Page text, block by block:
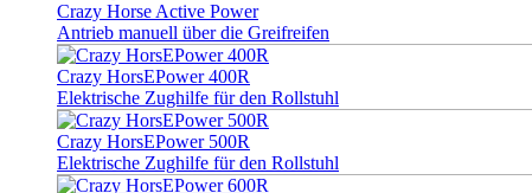
Crazy Horse Active Power
Antrieb manuell über die Greifreifen
Crazy HorsEPower 400R
Elektrische Zughilfe für den Rollstuhl
Crazy HorsEPower 500R
Elektrische Zughilfe für den Rollstuhl